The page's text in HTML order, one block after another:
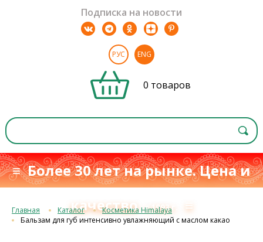
Подписка на новости
РУС ENG
0 товаров
≡ Более 30 лет на рынке. Цена и
качествос 1993 г. ≡
Главная Каталог
Косметика Himalaya
Бальзам для губ интенсивно увлажняющий с маслом какао